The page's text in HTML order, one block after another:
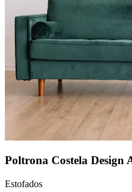
Poltrona Costela Design
Estofados